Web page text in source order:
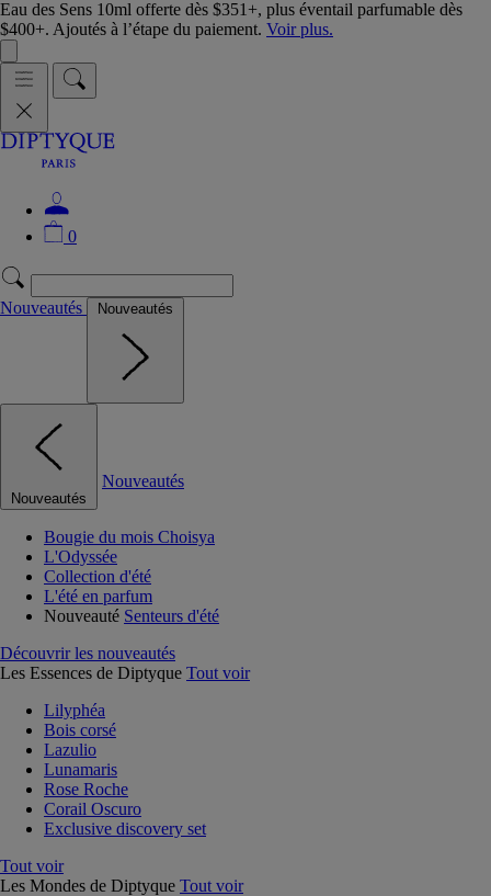
Eau des Sens 10ml offerte dès $351+, plus éventail parfumable dès
$400+. Ajoutés à l’étape du paiement. Voir plus.
0
Nouveautés Nouveautés
Nouveautés
Nouveautés
Bougie du mois Choisya
L'Odyssée
Collection d'été
L'été en parfum
Nouveauté Senteurs d'été
Découvrir les nouveautés
Les Essences de Diptyque Tout voir
Lilyphéa
Bois corsé
Lazulio
Lunamaris
Rose Roche
Corail Oscuro
Exclusive discovery set
Tout voir
Les Mondes de Diptyque Tout voir